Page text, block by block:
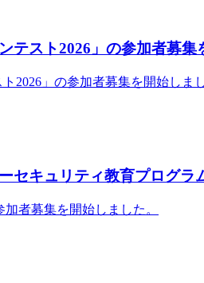
テスト2026」の参加者募集
2026」の参加者募集を開始しま
セキュリティ教育プログ
者募集を開始しました。